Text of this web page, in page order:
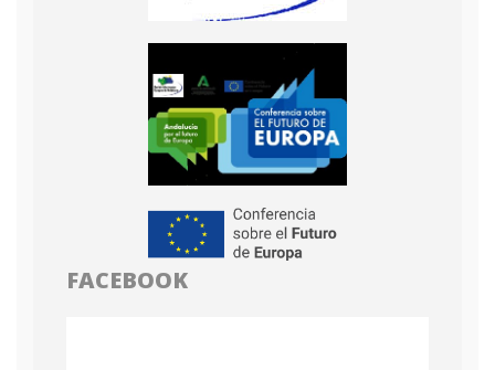
FACEBOOK